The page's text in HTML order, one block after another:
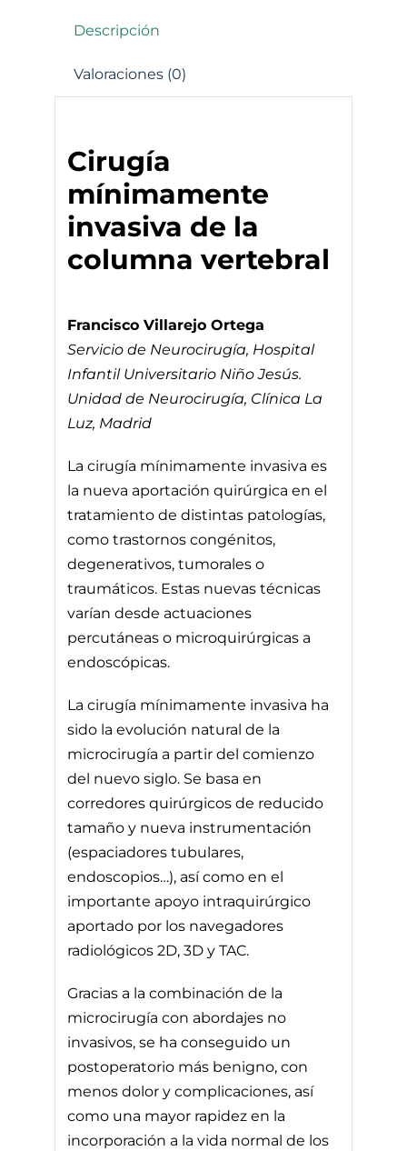
Descripción
Valoraciones (0)
Cirugía
mínimamente
invasiva de la
columna vertebral
Francisco Villarejo Ortega
Servicio de Neurocirugía, Hospital
Infantil Universitario Niño Jesús.
Unidad de Neurocirugía, Clínica La
Luz, Madrid
La cirugía mínimamente invasiva es
la nueva aportación quirúrgica en el
tratamiento de distintas patologías,
como trastornos congénitos,
degenerativos, tumorales o
traumáticos. Estas nuevas técnicas
varían desde actuaciones
percutáneas o microquirúrgicas a
endoscópicas.
La cirugía mínimamente invasiva ha
sido la evolución natural de la
microcirugía a partir del comienzo
del nuevo siglo. Se basa en
corredores quirúrgicos de reducido
tamaño y nueva instrumentación
(espaciadores tubulares,
endoscopios…), así como en el
importante apoyo intraquirúrgico
aportado por los navegadores
radiológicos 2D, 3D y TAC.
Gracias a la combinación de la
microcirugía con abordajes no
invasivos, se ha conseguido un
postoperatorio más benigno, con
menos dolor y complicaciones, así
como una mayor rapidez en la
incorporación a la vida normal de los